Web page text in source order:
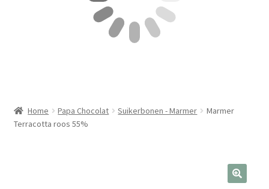
Home Papa Chocolat Suikerbonen - Marmer
Marmer
Terracotta roos 55%